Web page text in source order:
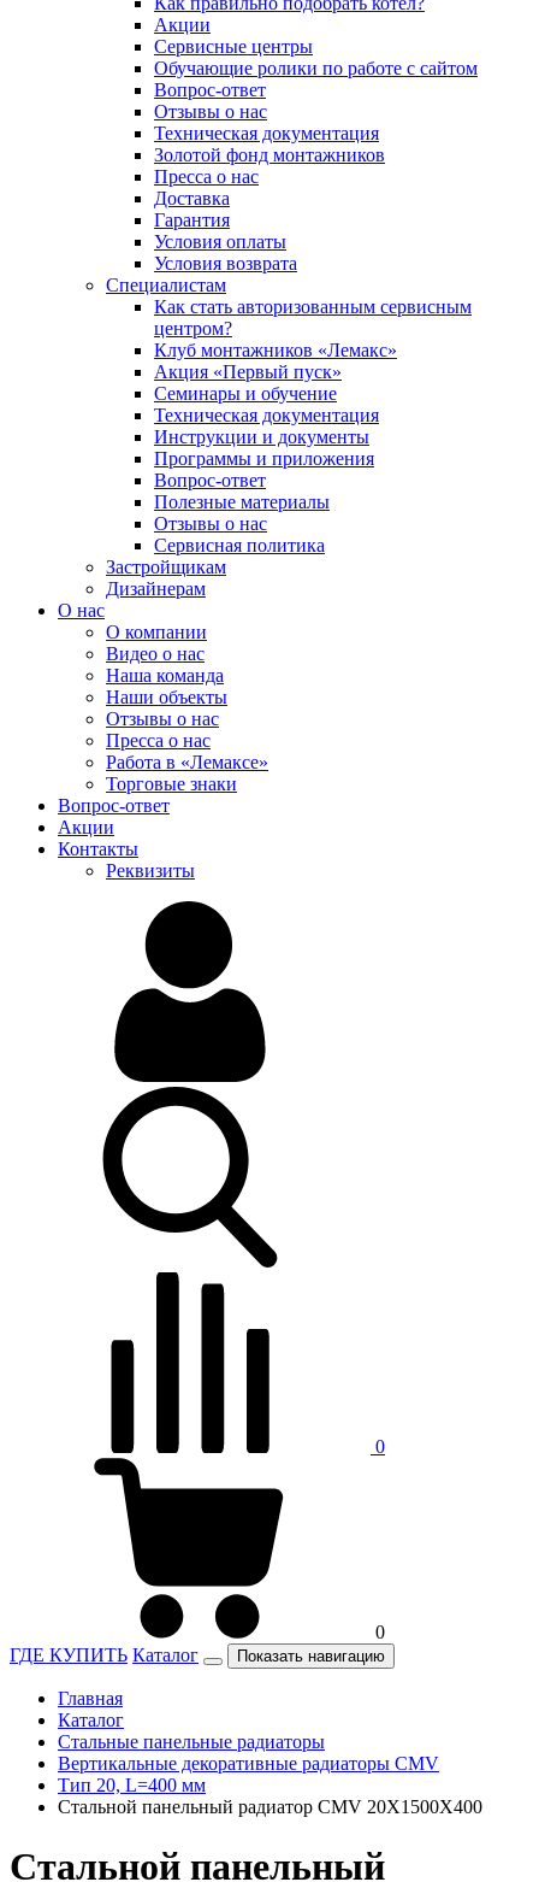
Акции
Сервисные центры
Обучающие ролики по работе с сайтом
Вопрос-ответ
Отзывы о нас
Техническая документация
Золотой фонд монтажников
Пресса о нас
Доставка
Гарантия
Условия оплаты
Условия возврата
Специалистам
Как стать авторизованным сервисным
центром?
Клуб монтажников «Лемакс»
Акция «Первый пуск»
Семинары и обучение
Техническая документация
Инструкции и документы
Программы и приложения
Вопрос-ответ
Полезные материалы
Отзывы о нас
Сервисная политика
Застройщикам
Дизайнерам
О нас
О компании
Видео о нас
Наша команда
Наши объекты
Отзывы о нас
Пресса о нас
Работа в «Лемаксе»
Торговые знаки
Вопрос-ответ
Акции
Контакты
Реквизиты
0
0
ГДЕ КУПИТЬ Каталог Показать навигацию
Главная
Каталог
Стальные панельные радиаторы
Вертикальные декоративные радиаторы CMV
Тип 20, L=400 мм
Стальной панельный радиатор CMV 20X1500X400
Стальной панельный